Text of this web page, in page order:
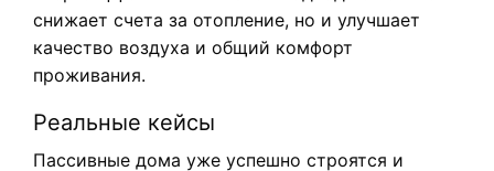
снижает счета за отопление, но и улучшает
качество воздуха и общий комфорт
проживания.
Реальные кейсы
Пассивные дома уже успешно строятся и